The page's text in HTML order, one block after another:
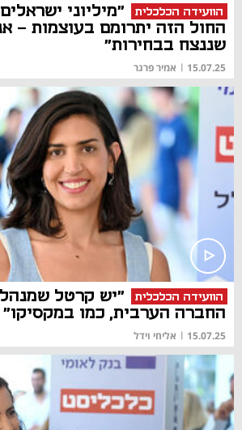
הוועידה הכלכלית
"מיליוני
החול הזה יתרומם בעוצמות -
שננצח בבחירות"
15.07.25
| אמיר פרגר
הוועידה הכלכלית
"יש קרטל שמנהל
החברה הערבית, כמו במקסיקו"
15.07.25
| אליחי וידל